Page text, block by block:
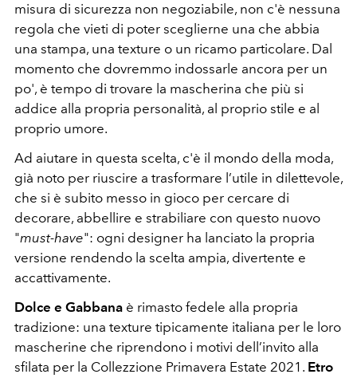
misura di sicurezza non negoziabile, non c'è nessuna
regola che vieti di poter sceglierne una che abbia
una stampa, una texture o un ricamo particolare. Dal
momento che dovremmo indossarle ancora per un
po', è tempo di trovare la mascherina che più si
addice alla propria personalità, al proprio stile e al
proprio umore.
Ad aiutare in questa scelta, c'è il mondo della moda,
già noto per riuscire a trasformare l’utile in dilettevole,
che si è subito messo in gioco per cercare di
decorare, abbellire e strabiliare con questo nuovo
"must-have": ogni designer ha lanciato la propria
versione rendendo la scelta ampia, divertente e
accattivamente.
Dolce e Gabbana è rimasto fedele alla propria
tradizione: una texture tipicamente italiana per le loro
mascherine che riprendono i motivi dell’invito alla
sfilata per la Collezzione Primavera Estate 2021. Etro